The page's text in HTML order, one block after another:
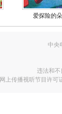
爱探险的
中央
违法和不
网上传播视听节目许可